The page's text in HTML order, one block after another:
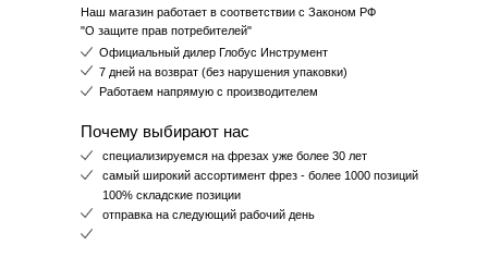
Наш магазин работает в соответствии с Законом РФ
"О защите прав потребителей"
Почему выбирают нас
специализируемся на фрезах уже более 30 лет
самый широкий ассортимент фрез - более 1000 позиций
100% складские позиции
отправка на следующий рабочий день
Официальный дилер Глобус Инструмент
7 дней на возврат (без нарушения упаковки)
Работаем напрямую с производителем